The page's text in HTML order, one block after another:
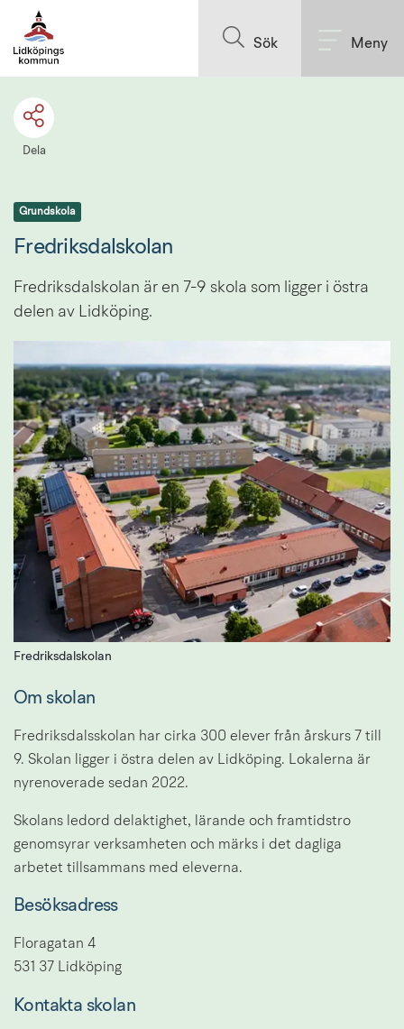
Sök Meny
Dela
Grundskola
Fredriksdalskolan
Fredriksdalskolan är en 7-9 skola som ligger i östra
delen av Lidköping.
Fredriksdalskolan
Om skolan
Fredriksdalsskolan har cirka 300 elever från årskurs 7 till
9. Skolan ligger i östra delen av Lidköping. Lokalerna är
nyrenoverade sedan 2022.
Skolans ledord delaktighet, lärande och framtidstro
genomsyrar verksamheten och märks i det dagliga
arbetet tillsammans med eleverna.
Besöksadress
Floragatan 4
531 37 Lidköping
Kontakta skolan